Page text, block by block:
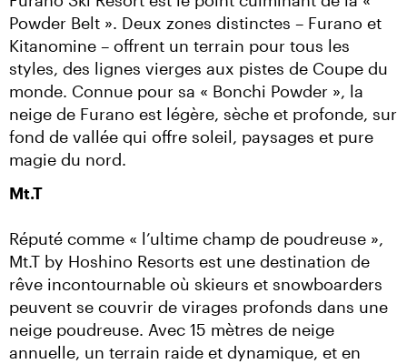
Powder Belt ». Deux zones distinctes – Furano et
Kitanomine – offrent un terrain pour tous les
styles, des lignes vierges aux pistes de Coupe du
monde. Connue pour sa « Bonchi Powder », la
neige de Furano est légère, sèche et profonde, sur
fond de vallée qui offre soleil, paysages et pure
magie du nord.
Mt.T
Réputé comme « l’ultime champ de poudreuse »,
Mt.T by Hoshino Resorts est une destination de
rêve incontournable où skieurs et snowboarders
peuvent se couvrir de virages profonds dans une
neige poudreuse. Avec 15 mètres de neige
annuelle, un terrain raide et dynamique, et en